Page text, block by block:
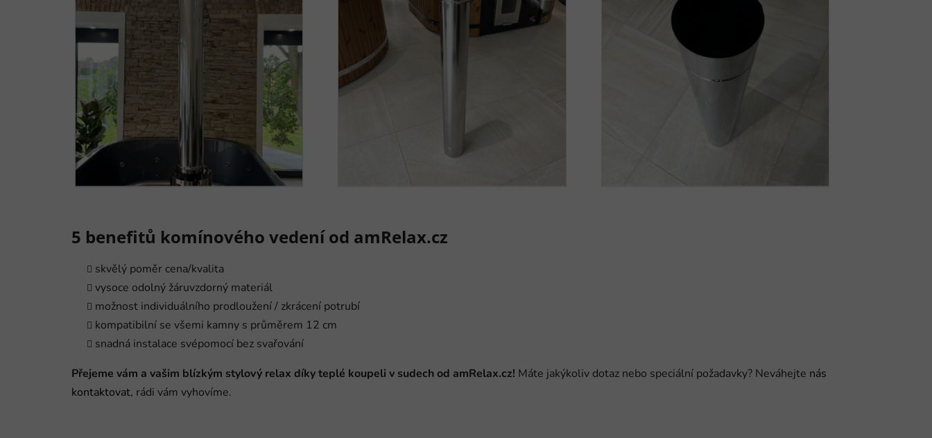
5 benefitů komínového vedení od amRelax.cz
skvělý poměr cena/kvalita
vysoce odolný žáruvzdorný materiál
možnost individuálního prodloužení / zkrácení potrubí
kompatibilní se všemi kamny s průměrem 12 cm
snadná instalace svépomocí bez svařování
Přejeme vám a vašim blízkým stylový relax díky teplé koupeli v sudech od amRelax.cz! Máte jakýkoliv dotaz nebo speciální požadavky? Neváhejte nás
kontaktovat, rádi vám vyhovíme.